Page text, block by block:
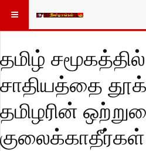
தமிழ்
சாதியத்தை
தமிழரின்
குலைக்காதீர்கள்